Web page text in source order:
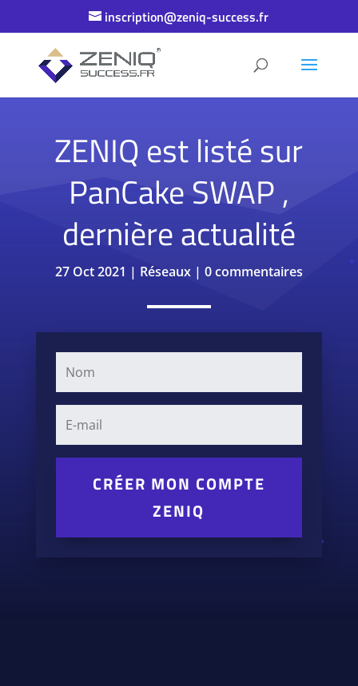
inscription@zeniq-success.fr
ZENIQ est listé sur
PanCake SWAP ,
dernière actualité
27 Oct 2021 | Réseaux| 0 commentaires
CRÉER MON COMPTE
ZENIQ